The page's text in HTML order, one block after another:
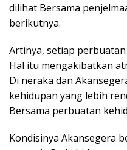
dilihat Bersama
berikutnya.
Artinya, setiap
Hal itu mengakibatkan
Di neraka dan
kehidupan yang lebih
Bersama perbuatan
Kondisinya Akansegera